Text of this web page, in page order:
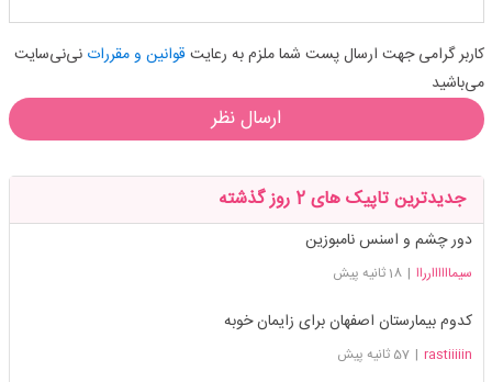
کاربر گرامی جهت ارسال پست شما ملزم به رعایت قوانین و مقرراتنی‌نی‌سایت
می‌باشید
ارسال نظر
جدیدترین تاپیک های 2 روز گذشته
دور چشم و اسنس نامبوزین
سیماااااارراا | 18 ثانیه پیش
کدوم بیمارستان اصفهان برای زایمان خوبه
rastiiiiin
| 57 ثانیه پیش